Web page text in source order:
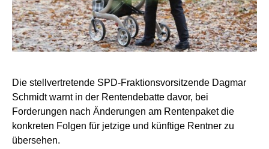
Die stellvertretende SPD-Fraktionsvorsitzende Dagmar
Schmidt warnt in der Rentendebatte davor, bei
Forderungen nach Änderungen am Rentenpaket die
konkreten Folgen für jetzige und künftige Rentner zu
übersehen.